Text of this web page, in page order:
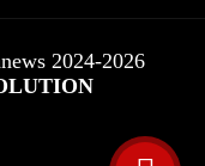
2024-2026